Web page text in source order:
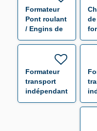
Formateur
Pont roulant
/ Engins de
chantier /
auxiliaire
H/F
H/
Formateur
transport
indépendant
Chartres H/F